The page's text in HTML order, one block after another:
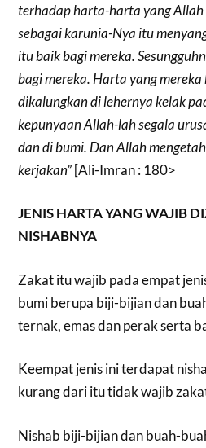
terhadap harta-harta yang Allah
sebagai karunia-Nya itu
itu baik bagi mereka.
bagi mereka. Harta yang
dikalungkan di lehernya kelak
kepunyaan Allah-lah segala
dan di bumi. Dan Allah
kerjakan”[Ali-Imran : 180>
JENIS HARTA YANG WAJIB
NISHABNYA
Zakat itu wajib pada empat
bumi berupa biji-bijian dan
ternak, emas dan perak serta
Keempat jenis ini terdapat
kurang dari itu tidak wajib
Nishab biji-bijian dan buah-